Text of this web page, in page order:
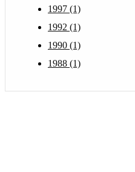
1997 (1)
1992 (1)
1990 (1)
1988 (1)